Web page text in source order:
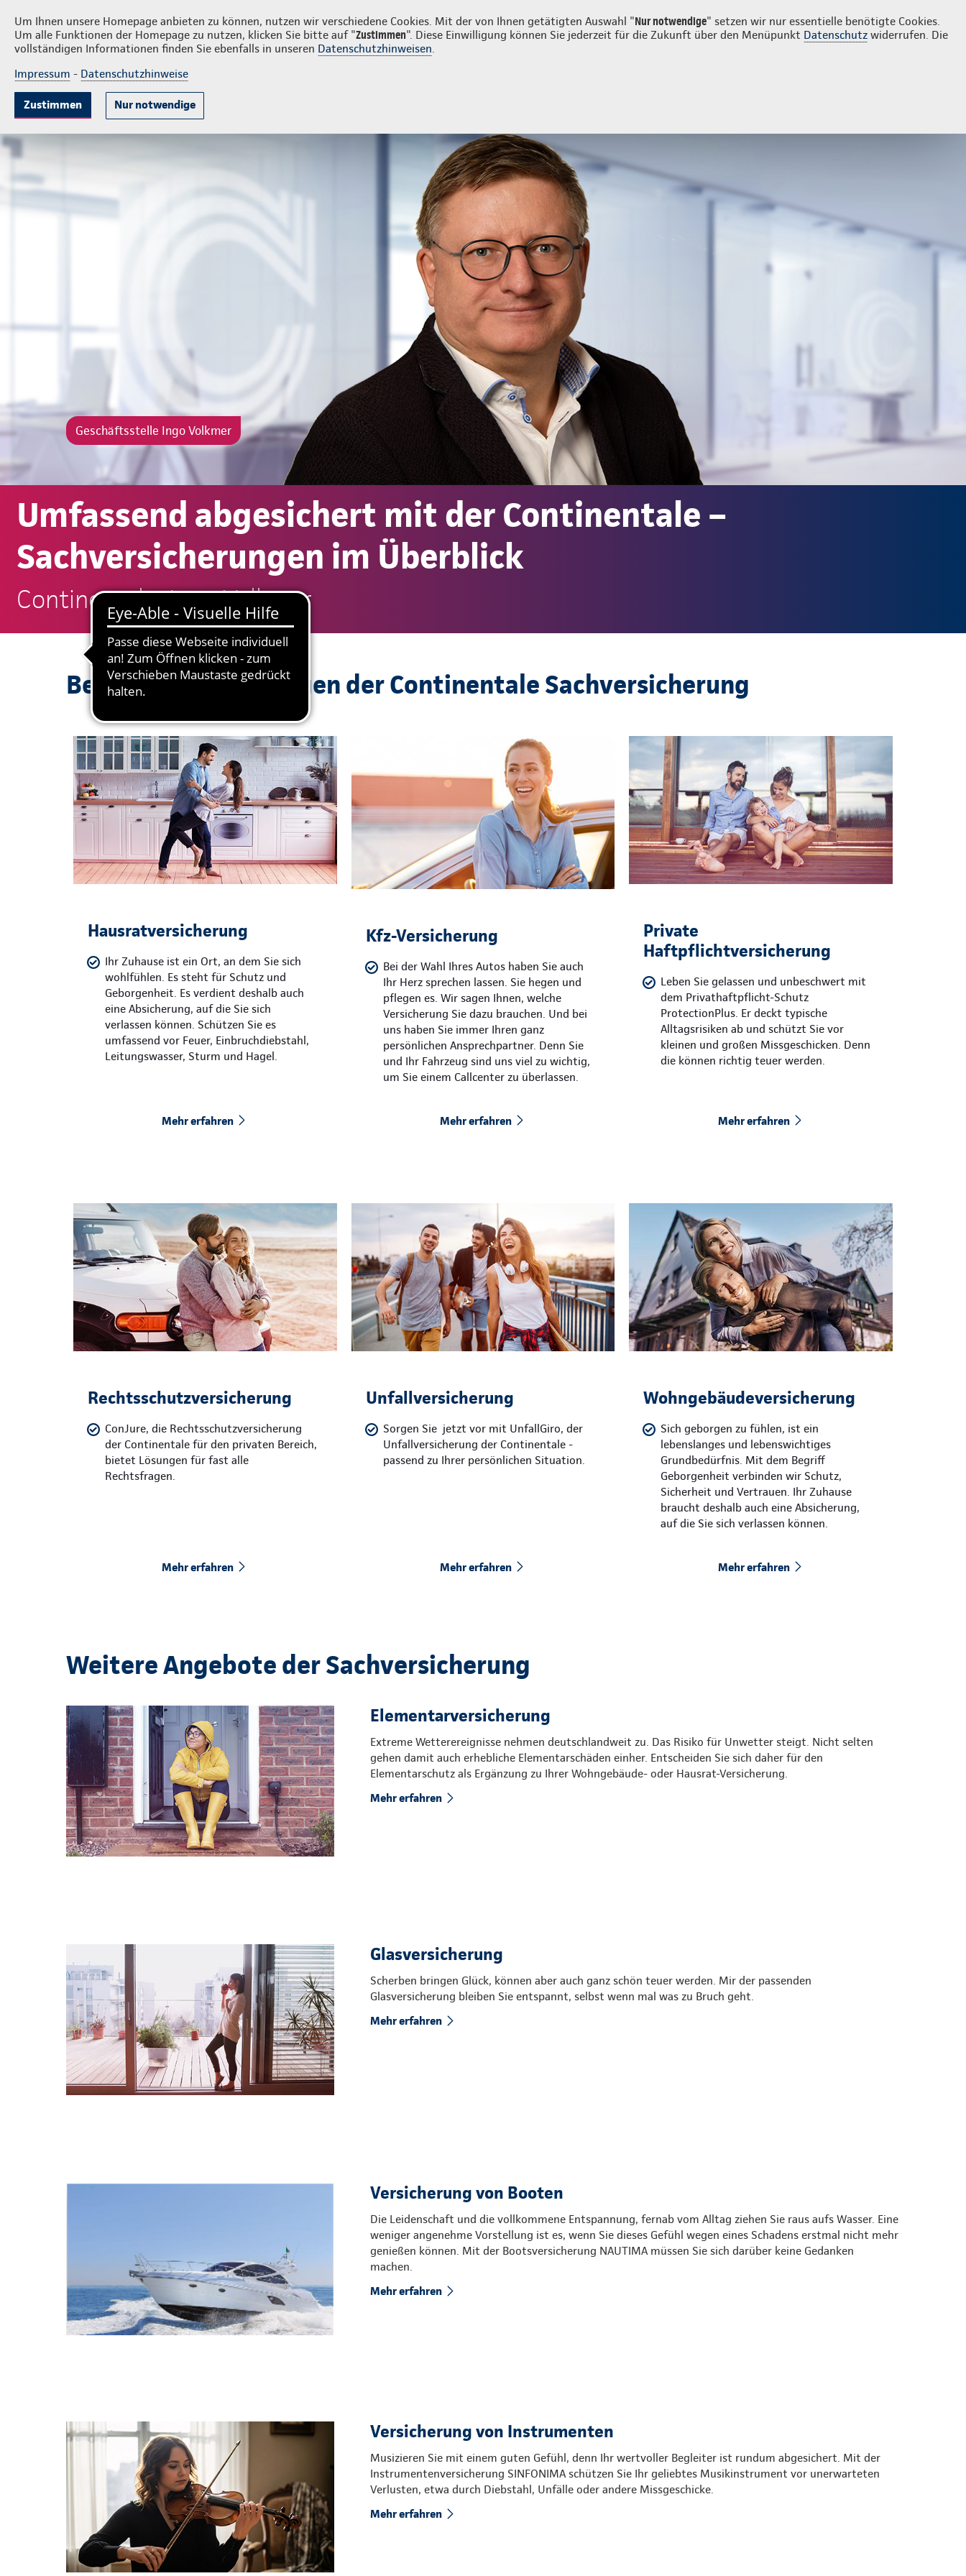
Um Ihnen unsere Homepage anbieten zu können, nutzen wir verschiedene Cookies. Mit der von Ihnen getätigten Auswahl "Nur notwendige" setzen wir nur essentielle benötigte Cookies.
Um alle Funktionen der Homepage zu nutzen, klicken Sie bitte auf "Zustimmen". Diese Einwilligung können Sie jederzeit für die Zukunft über den Menüpunkt Datenschutz widerrufen. Die
vollständigen Informationen finden Sie ebenfalls in unseren Datenschutzhinweisen.
Impressum - Datenschutzhinweise
Zustimmen Nur notwendige
Ingo Volkmer Privatkunden Firmenkunden Login Kontakt 0841 83336
KrankenversicherungLebensversicherung
Geschäftsstelle Ingo Volkmer
Umfassend abgesichert mit der Continentale –
Sachversicherungen im Überblick
Continentale: Ingo Volkmer
Beliebte Absicherungen der Continentale Sachversicherung
Hausratversicherung
Ihr Zuhause ist ein Ort, an dem Sie sich
wohlfühlen. Es steht für Schutz und
Geborgenheit. Es verdient deshalb auch
eine Absicherung, auf die Sie sich
verlassen können. Schützen Sie es
umfassend vor Feuer, Einbruchdiebstahl,
Leitungswasser, Sturm und Hagel.
Mehr erfahren
Kfz-Versicherung
Bei der Wahl Ihres Autos haben Sie auch
Ihr Herz sprechen lassen. Sie hegen und
pflegen es. Wir sagen Ihnen, welche
Versicherung Sie dazu brauchen. Und bei
uns haben Sie immer Ihren ganz
persönlichen Ansprechpartner. Denn Sie
und Ihr Fahrzeug sind uns viel zu wichtig,
um Sie einem Callcenter zu überlassen.
Mehr erfahren
Private
Haftpflichtversicherung
Leben Sie gelassen und unbeschwert mit
dem Privathaftpflicht-Schutz
ProtectionPlus. Er deckt typische
Alltagsrisiken ab und schützt Sie vor
kleinen und großen Missgeschicken. Denn
die können richtig teuer werden.
Mehr erfahren
Rechtsschutzversicherung
ConJure, die Rechtsschutzversicherung
der Continentale für den privaten Bereich,
bietet Lösungen für fast alle
Rechtsfragen.
Mehr erfahren
Unfallversicherung
Sorgen Sie jetzt vor mit UnfallGiro, der
Unfallversicherung der Continentale -
passend zu Ihrer persönlichen Situation.
Mehr erfahren
Wohngebäudeversicherung
Sich geborgen zu fühlen, ist ein
lebenslanges und lebenswichtiges
Grundbedürfnis. Mit dem Begriff
Geborgenheit verbinden wir Schutz,
Sicherheit und Vertrauen. Ihr Zuhause
braucht deshalb auch eine Absicherung,
auf die Sie sich verlassen können.
Mehr erfahren
Weitere Angebote der Sachversicherung
Elementarversicherung
Extreme Wetterereignisse nehmen deutschlandweit zu. Das Risiko für Unwetter steigt. Nicht selten
gehen damit auch erhebliche Elementarschäden einher. Entscheiden Sie sich daher für den
Elementarschutz als Ergänzung zu Ihrer Wohngebäude- oder Hausrat-Versicherung.
Mehr erfahren
Glasversicherung
Scherben bringen Glück, können aber auch ganz schön teuer werden. Mir der passenden
Glasversicherung bleiben Sie entspannt, selbst wenn mal was zu Bruch geht.
Mehr erfahren
Versicherung von Booten
Die Leidenschaft und die vollkommene Entspannung, fernab vom Alltag ziehen Sie raus aufs Wasser. Eine
weniger angenehme Vorstellung ist es, wenn Sie dieses Gefühl wegen eines Schadens erstmal nicht mehr
genießen können. Mit der Bootsversicherung NAUTIMA müssen Sie sich darüber keine Gedanken
machen.
Mehr erfahren
Versicherung von Instrumenten
Musizieren Sie mit einem guten Gefühl, denn Ihr wertvoller Begleiter ist rundum abgesichert. Mit der
Instrumentenversicherung SINFONIMA schützen Sie Ihr geliebtes Musikinstrument vor unerwarteten
Verlusten, etwa durch Diebstahl, Unfälle oder andere Missgeschicke.
Mehr erfahren